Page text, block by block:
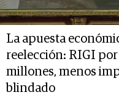
La apuesta
reelección: RIGI por
millones, menos
blindado